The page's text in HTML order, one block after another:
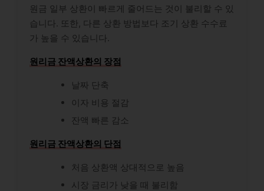
원금 일부 상환이 빠르게 줄어드는 것이 불리할 수 있
습니다. 또한, 다른 상환 방법보다 조기 상환 수수료
가 높을 수 있습니다.
원리금 잔액상환의 장점
날짜 단축
이자 비용 절감
잔액 빠른 감소
원리금 잔액상환의 단점
처음 상환액 상대적으로 높음
시장 금리가 낮을 때 불리함